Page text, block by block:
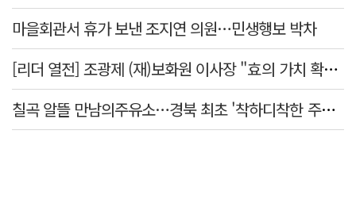
마을회관서 휴가 보낸 조지연 의원…민생행보 박차
[리더 열전] 조광제 (재)보화원 이사장 "효의 가치 확산 위해 젊은층 참여 이끌어낼 것"
칠곡 알뜰 만남의주유소…경북 최초 '착하디착한 주유소' 선정